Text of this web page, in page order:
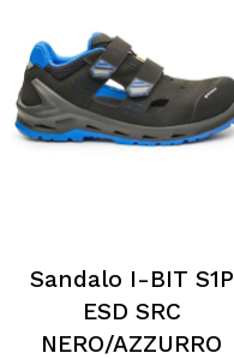
Sandalo I-BIT S1P
ESD SRC
NERO/AZZURRO